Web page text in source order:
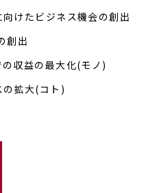
けたビジネス機会の創出
創出
の収益の最大化(モノ)
の拡大(コト)